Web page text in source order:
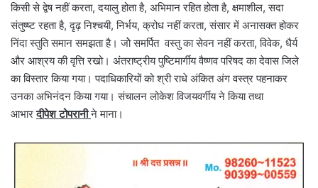
किसी से द्वेष नहीं करता, दयालु होता है, अभिमान रहित होता है, क्षमाशील, सदा
संतुष्ष्ट रहता है, दृढ़ निश्चयी, निर्भय, क्रोध नहीं करता, संसार में अनासक्त होकर
निंदा स्तुति समान समझता है। जोे समर्पित वस्तु का सेवन नहीं करता, विवेक, धैर्य
और आश्रय की वृत्ति रखो। अंतराष्ट्रीय पुष्टिमार्गीय वैष्णव परिषद का देवास जिले
का विस्तार किया गया। पदाधिकारियों को श्री राधे अंकित अंग वस्त्र पहनाकर
उनका अभिनंदन किया गया। संचालन लोकेश विजयवर्गीय ने किया तथा
आभारदीपेश टोपरानीने माना।